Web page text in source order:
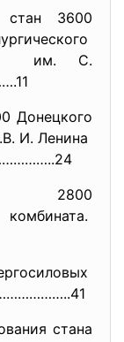
3600
» им. С.
Донецкого
И. Ленина
2800
………………..41
стана